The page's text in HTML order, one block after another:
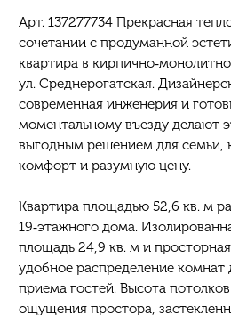
Арт. 137277734 Прекрасная
сочетании с продуманной
квартира в
ул. Среднерогатская.
современная инженерия и
моментальному въезду делают
выгодным решением для семьи,
комфорт и разумную цену.
Квартира площадью 52,6 кв. м
19‑этажного дома.
площадь 24,9 кв. м и
удобное распределение
приема гостей. Высота
ощущения простора,